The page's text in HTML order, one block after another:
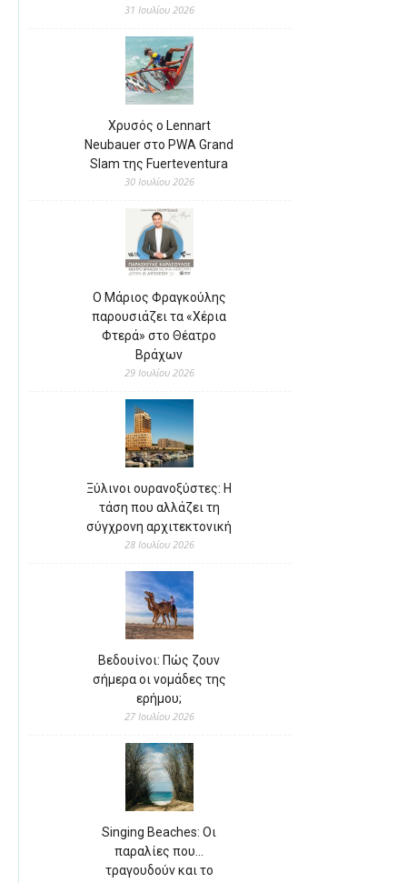
31 Ιουλίου 2026
Χρυσός ο Lennart
Neubauer στο PWA Grand
Slam της Fuerteventura
30 Ιουλίου 2026
Ο Μάριος Φραγκούλης
παρουσιάζει τα «Χέρια
Φτερά» στο Θέατρο
Βράχων
29 Ιουλίου 2026
Ξύλινοι ουρανοξύστες: Η
τάση που αλλάζει τη
σύγχρονη αρχιτεκτονική
28 Ιουλίου 2026
Βεδουίνοι: Πώς ζουν
σήμερα οι νομάδες της
ερήμου;
27 Ιουλίου 2026
Singing Beaches: Οι
παραλίες που…
τραγουδούν και το